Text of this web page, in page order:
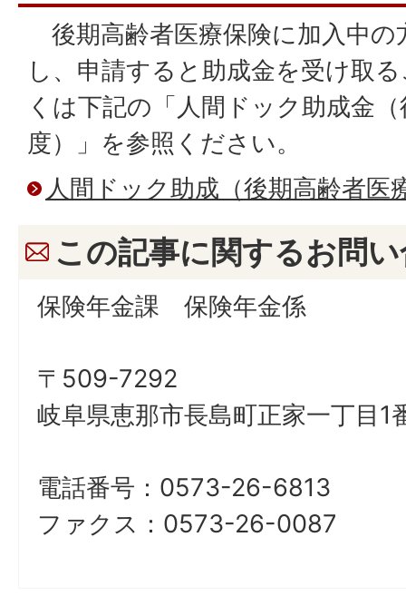
後期高齢者医療保険に加入中の
し、申請すると助成金を受け取
くは下記の「人間ドック助成金
度）」を参照ください。
人間ドック助成（後期高齢者医
この記事に関するお問
保険年金課 保険年金係
〒509-7292
岐阜県恵那市長島町正家一丁目
電話番号：0573-26-6813
ファクス：0573-26-0087